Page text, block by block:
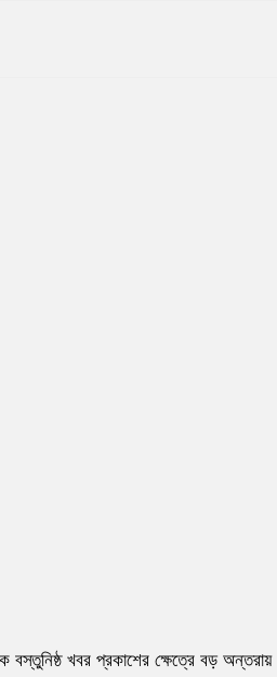
বস্তুনিষ্ঠ খবর প্রকাশের ক্ষেত্রে বড় অন্তরায়